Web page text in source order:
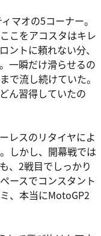
マオの5コーナー。
こをアコスタはキレ
ントに頼れない分、
一瞬だけ滑らせるの
で流し続けていた。
ん習得していたの
レスのリタイヤによ
しかし、開幕戦では
、2戦目でしっかり
ースでコンスタント
、本当にMotoGP2